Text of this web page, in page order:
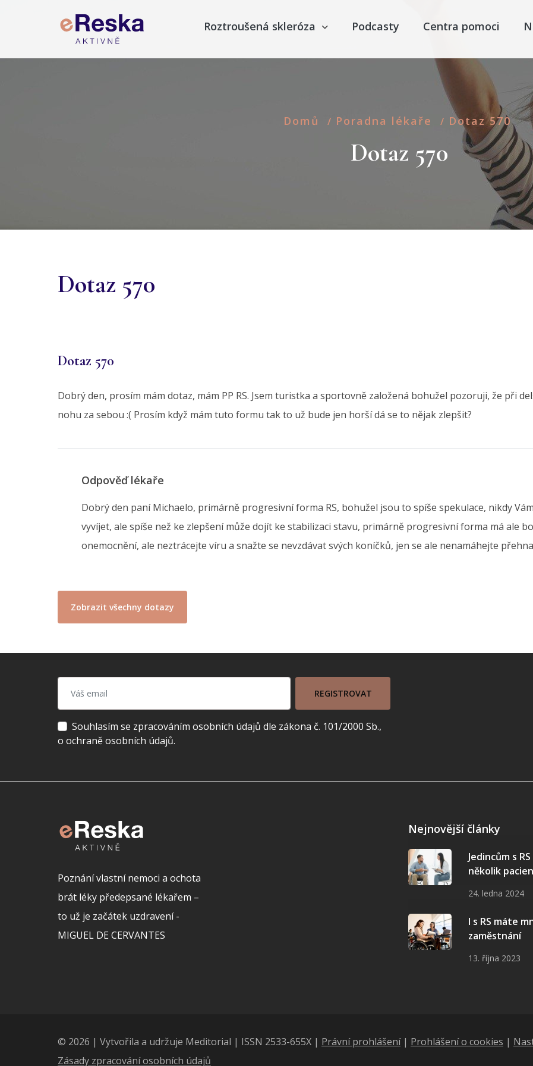
Roztroušená skleróza Podcasty Centra pomoci
Domů / Poradna lékaře / Dotaz 570
Dotaz 570
Dotaz 570
Dotaz 570
Dobrý den, prosím mám dotaz, mám PP RS. Jsem turistka a sportovně založená bohužel pozoruji, že při
nohu za sebou :( Prosím když mám tuto formu tak to už bude jen horší dá se to nějak zlepšit?
Odpověď lékaře
Dobrý den paní Michaelo, primárně progresivní forma RS, bohužel jsou to spíše spekulace, nikdy
vyvíjet, ale spíše než ke zlepšení může dojít ke stabilizaci stavu, primárně progresivní forma má ale
onemocnění, ale neztrácejte víru a snažte se nevzdávat svých koníčků, jen se ale nenamáhejte
Zobrazit všechny dotazy
REGISTROVAT
Souhlasím se zpracováním osobních údajů dle zákona č. 101/2000 Sb.,
o ochraně osobních údajů.
Poznání vlastní nemoci a ochota
brát léky předepsané lékařem –
to už je začátek uzdravení -
MIGUEL DE CERVANTES
Nejnovější články
Jedincům s
několik
24. ledna 2024
I s RS máte
zaměstnání
13. října 2023
© 2026 | Vytvořila a udržuje Meditorial | ISSN 2533-655X | Právní prohlášení| Prohlášení o cookies |
Zásady zpracování osobních údajů